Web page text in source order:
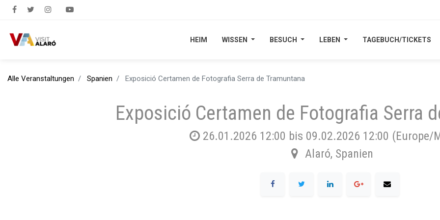
HEIM WISSEN BESUCH LEBEN TAGEBUCH/TICKETS
HEIM WISSEN BESUCH LEBEN TAGEBUCH/TICKETS
Alle Veranstaltungen Spanien Exposició Certamen de Fotografia Serra de Tramuntana
Exposició Certamen de Fotografia Serra
26.01.2026 12:00 bis 09.02.2026 12:00 (Europe/
Alaró, Spanien